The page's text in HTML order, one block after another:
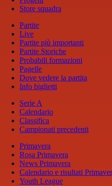
Store squadra
Partite
Live
Partite più importanti
Partite Storiche
Probabili formazioni
Pagelle
Dove vedere la partita
Info biglietti
Serie A
Calendario
Classifica
Campionati precedenti
Primavera
Rosa Primavera
News Primavera
Calendario e risultati
Youth League